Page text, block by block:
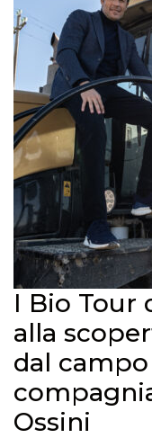
I Bio Tour
alla
dal
Ossini